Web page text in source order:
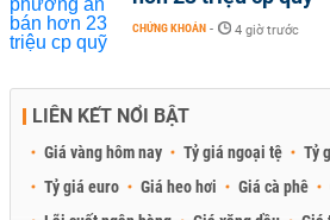
CHỨNG KHOÁN - 4 giờ trước
LIÊN KẾT NỔI BẬT
Giá vàng hôm nay Tỷ giá ngoại tệ Tỷ
Tỷ giá euro
Giá heo hơi Giá cà phê